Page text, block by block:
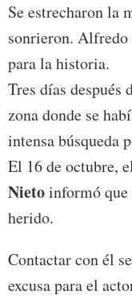
Se estrecharon la
sonrieron.
para la historia.
Tres días
zona donde se
intensa búsqueda
El 16 de octubre,
Nietoinformó que
herido.
Contactar con él
excusa para el